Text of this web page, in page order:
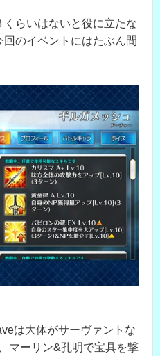
らいはないと役に立たな
のイベントにはたぶん間
は大体がサーヴァントな
マーリン&孔明で宝具を撃